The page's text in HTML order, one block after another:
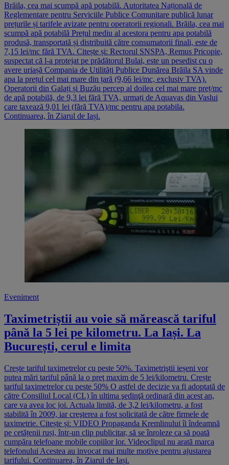
Brăila, cea mai scumpă apă potabilă. Autoritatea Națională de
Reglementare pentru Serviciile Publice Comunitare publică lunar
prețurile și tarifele avizate pentru operatorii regionali. Brăila, cea mai
scumpă apă potabilă Prețul mediu al acestora pentru apa potabilă
produsă, transportată și distribuită către consumatorii finali, este de
7,15 lei/mc fără TVA. Citește și: Rectorul SNSPA, Remus Pricopie,
suspectat că l-a protejat pe prădătorul Bulai, este un pesedist cu o
avere uriașă Compania de Utilități Publice Dunărea Brăila SA vinde
apa la prețul cel mai mare din țară (9,66 lei/mc, exclusiv TVA).
Operatorii din Galați și Buzău percep al doilea cel mai mare preț/mc
de apă potabilă, de 9,3 lei fără TVA, urmați de Aquavas din Vaslui
care taxează 9,01 lei (fără TVA)/mc pentru apa potabila.
Continuarea, în Ziarul de Iași.
Eveniment
Taximetriștii au voie să mărească tariful
până la 5 lei pe kilometru. La Iași. La
București, cerul e limita
Crește tariful taximetrelor cu peste 50%. Taximetriştii ieșeni vor
putea mări tariful până la o preţ maxim de 5 lei/kilometru. Crește
tariful taximetrelor cu peste 50% O astfel de decizie va fi adoptată de
către Consiliul Local (CL) în ultima şedinţă ordinară din acest an,
care va avea loc joi. Actuala limită, de 3,2 lei/kilometru, a fost
stabilită în 2009, iar creşterea a fost solicitată de către firmele de
taximetrie. Citește și: VIDEO Propaganda Kremlinului îi îndeamnă
pe cetățenii ruși, într-un clip publicitar, să se înroleze ca să poată
cumpăra telefoane mobile copiilor lor. Videoclipul nu arată marca
telefonului Acestea au invocat mai multe motive pentru ajustarea
tarifului. Continuarea, în Ziarul de Iași.